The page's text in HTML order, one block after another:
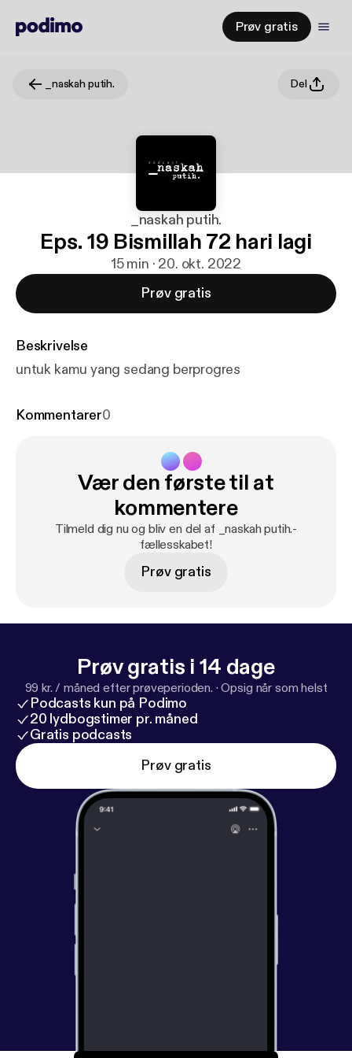
Prøv gratis
_naskah putih. Del
_naskah putih.
Eps. 19 Bismillah 72 hari lagi
15 min · 20. okt. 2022
Prøv gratis
Beskrivelse
untuk kamu yang sedang berprogres
Kommentarer0
Vær den første til at
kommentere
Tilmeld dig nu og bliv en del af _naskah putih.-
fællesskabet!
Prøv gratis
Prøv gratis i 14 dage
99 kr. / måned efter prøveperioden. ·Opsig når som helst
Podcasts kun på Podimo
20 lydbogstimer pr. måned
Gratis podcasts
Prøv gratis